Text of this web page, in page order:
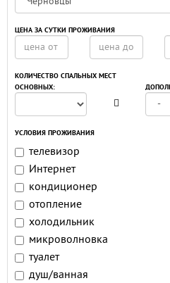
ЦЕНА ЗА СУТКИ ПРОЖИВАНИЯ
КОЛИЧЕСТВО СПАЛЬНЫХ МЕСТ
ОСНОВНЫХ:
УСЛОВИЯ ПРОЖИВАНИЯ
телевизор
Интернет
кондиционер
отопление
холодильник
микроволновка
туалет
душ/ванная